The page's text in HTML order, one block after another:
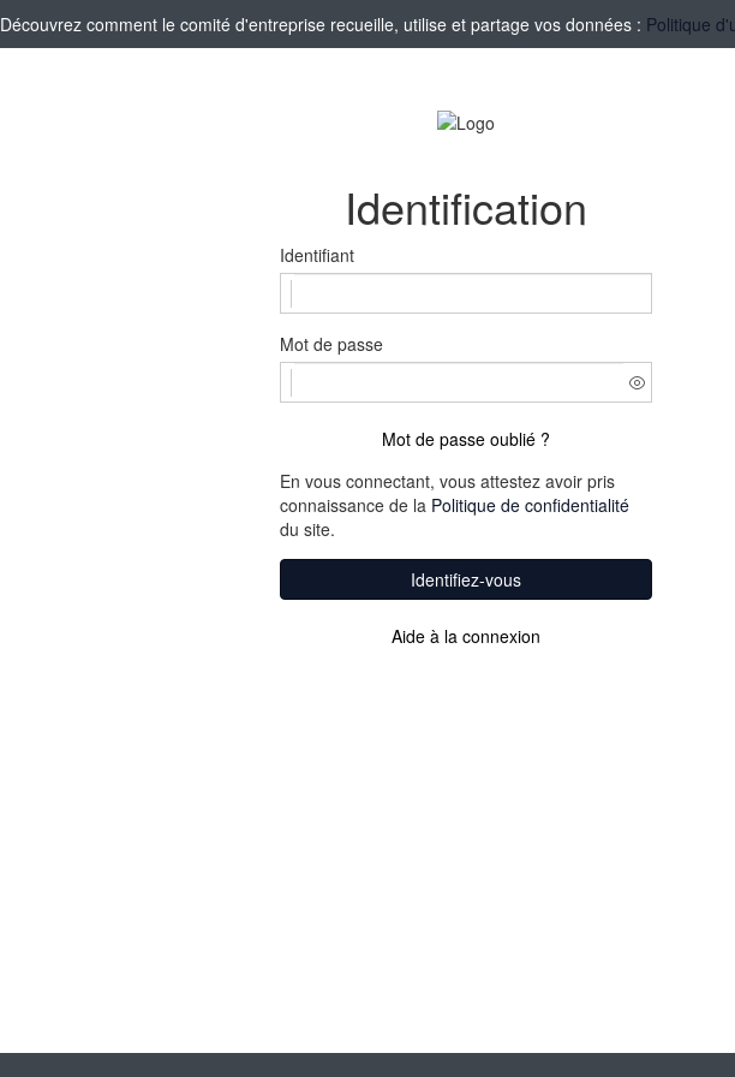
Découvrez comment le comité d'entreprise recueille, utilise et partage vos données : Politique
Identification
Identifiant
Mot de passe
Mot de passe oublié ?
En vous connectant, vous attestez avoir pris
connaissance de la Politique de confidentialité
du site.
Identifiez-vous
Aide à la connexion